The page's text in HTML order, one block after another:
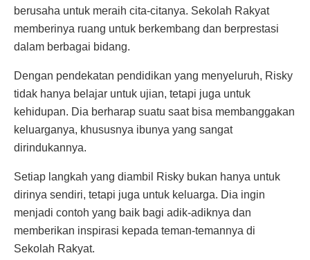
berusaha untuk meraih cita-citanya. Sekolah Rakyat
memberinya ruang untuk berkembang dan berprestasi
dalam berbagai bidang.
Dengan pendekatan pendidikan yang menyeluruh, Risky
tidak hanya belajar untuk ujian, tetapi juga untuk
kehidupan. Dia berharap suatu saat bisa membanggakan
keluarganya, khususnya ibunya yang sangat
dirindukannya.
Setiap langkah yang diambil Risky bukan hanya untuk
dirinya sendiri, tetapi juga untuk keluarga. Dia ingin
menjadi contoh yang baik bagi adik-adiknya dan
memberikan inspirasi kepada teman-temannya di
Sekolah Rakyat.